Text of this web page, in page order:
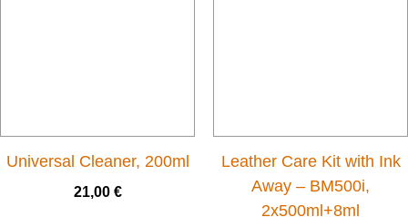
Universal Cleaner, 200ml
21,00 €
Leather Care Kit with Ink
Away – BM500i,
2x500ml+8ml